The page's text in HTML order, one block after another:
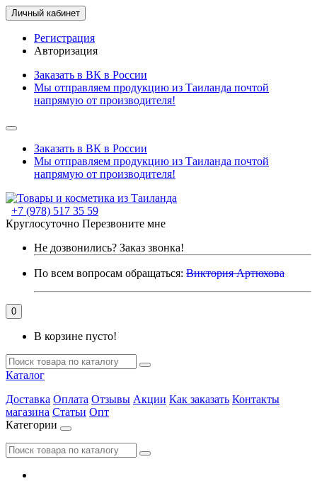
Личный кабинет
Регистрация
Авторизация
Заказать в ВК в России
Мы отправляем продукцию из Таиланда почтой
напрямую от производителя!
Заказать в ВК в России
Мы отправляем продукцию из Таиланда почтой
напрямую от производителя!
+7 (978) 517 35 59
Круглосуточно Перезвоните мне
Не дозвонились? Заказ звонка!
По всем вопросам обращаться: Виктория Артюхова
0
В корзине пусто!
Каталог
Доставка Оплата Отзывы Акции Как заказать Контакты
магазина Статьи Опт
Категории